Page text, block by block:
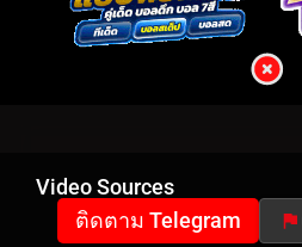
Video Sources
ติดตาม Telegram